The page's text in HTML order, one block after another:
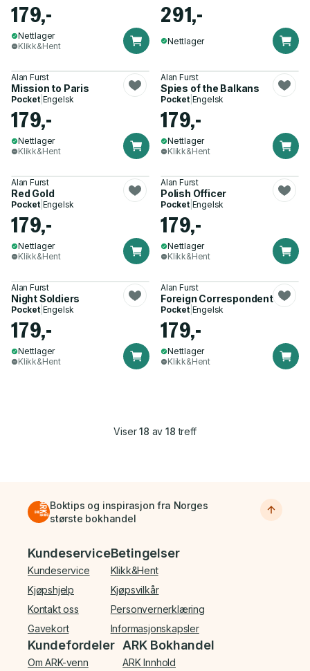
179,-
Nettlager
Klikk&Hent
291,-
Nettlager
Alan Furst
Mission to Paris
Pocket| Engelsk
179,-
Nettlager
Klikk&Hent
Alan Furst
Spies of the Balkans
Pocket| Engelsk
179,-
Nettlager
Klikk&Hent
Alan Furst
Red Gold
Pocket| Engelsk
179,-
Nettlager
Klikk&Hent
Alan Furst
Polish Officer
Pocket| Engelsk
179,-
Nettlager
Klikk&Hent
Alan Furst
Night Soldiers
Pocket| Engelsk
179,-
Nettlager
Klikk&Hent
Alan Furst
Foreign Correspondent
Pocket| Engelsk
179,-
Nettlager
Klikk&Hent
Viser18 av 18 treff
Boktips og inspirasjon fra Norges
største bokhandel
Bunnmeny
Kundeservice
Kundeservice
Kjøpshjelp
Kontakt oss
Gavekort
Betingelser
Klikk&Hent
Kjøpsvilkår
Personvernerklæring
Informasjonskapsler
Kundefordeler
Om ARK-venn
ARK Bokhandel
ARK Innhold